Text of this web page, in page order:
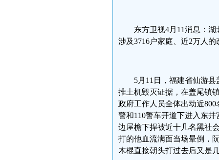
东方卫视4月11消息：
涉及3716户家庭、近2万人
5月11日，福建省仙游
推土机毁灭证据，在盖尾镇
政府工作人员全体出动近
警和110警车开道下进入东
边屋檐下捍被近十几名黑社
打的他血流满面当场晕倒，
木棍直接朝头打过去后又是